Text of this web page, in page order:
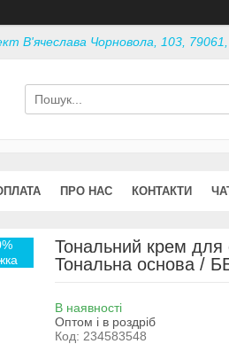
В'ячеслава Чорновола, 103, 79061,
ПРО НАС КОНТАКТИ
Тональний крем
Тональна основа /
В наявності
Оптом і в роздріб
Код: 234583548